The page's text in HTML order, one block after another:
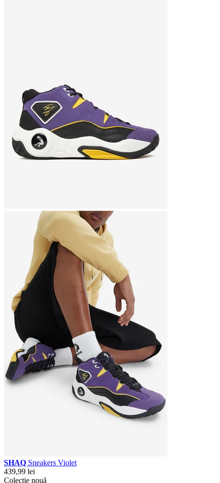
SHAQ Sneakers Violet
439,99 lei
Colecție nouă